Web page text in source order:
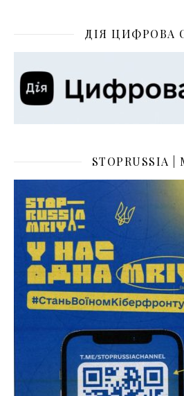
ДІЯ ЦИФРОВА
STOPRUSSIA |